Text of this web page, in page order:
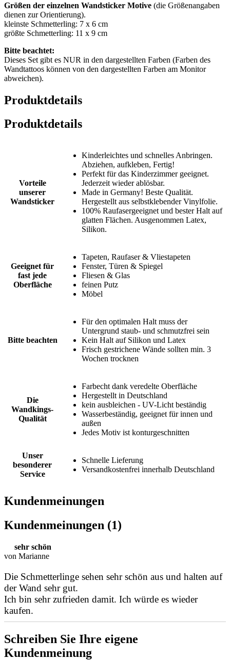
Größen der einzelnen Wandsticker Motive (die Größenangaben
dienen zur Orientierung).
kleinste Schmetterling: 7 x 6 cm
größte Schmetterling: 11 x 9 cm
Bitte beachtet:
Dieses Set gibt es NUR in den dargestellten Farben (Farben des
Wandtattoos können von den dargestellten Farben am Monitor
abweichen).
Produktdetails
Produktdetails
Vorteile
unserer
Wandsticker
Kinderleichtes und schnelles Anbringen.
Abziehen, aufkleben, Fertig!
Perfekt für das Kinderzimmer geeignet.
Jederzeit wieder ablösbar.
Made in Germany! Beste Qualität.
Hergestellt aus selbstklebender Vinylfolie.
100% Raufasergeeignet und bester Halt auf
glatten Flächen. Ausgenommen Latex,
Silikon.
Geeignet für
fast jede
Oberfläche
Tapeten, Raufaser & Vliestapeten
Fenster, Türen & Spiegel
Fliesen & Glas
feinen Putz
Möbel
Bitte beachten
Für den optimalen Halt muss der
Untergrund staub- und schmutzfrei sein
Kein Halt auf Silikon und Latex
Frisch gestrichene Wände sollten min. 3
Wochen trocknen
Die
Wandkings-
Qualität
Farbecht dank veredelte Oberfläche
Hergestellt in Deutschland
kein ausbleichen - UV-Licht beständig
Wasserbeständig, geeignet für innen und
außen
Jedes Motiv ist konturgeschnitten
Unser
besonderer
Service
Schnelle Lieferung
Versandkostenfrei innerhalb Deutschland
Kundenmeinungen
Kundenmeinungen (1)
sehr schön
von Marianne
Die Schmetterlinge sehen sehr schön aus und halten auf
der Wand sehr gut.
Ich bin sehr zufrieden damit. Ich würde es wieder
kaufen.
Schreiben Sie Ihre eigene
Kundenmeinung